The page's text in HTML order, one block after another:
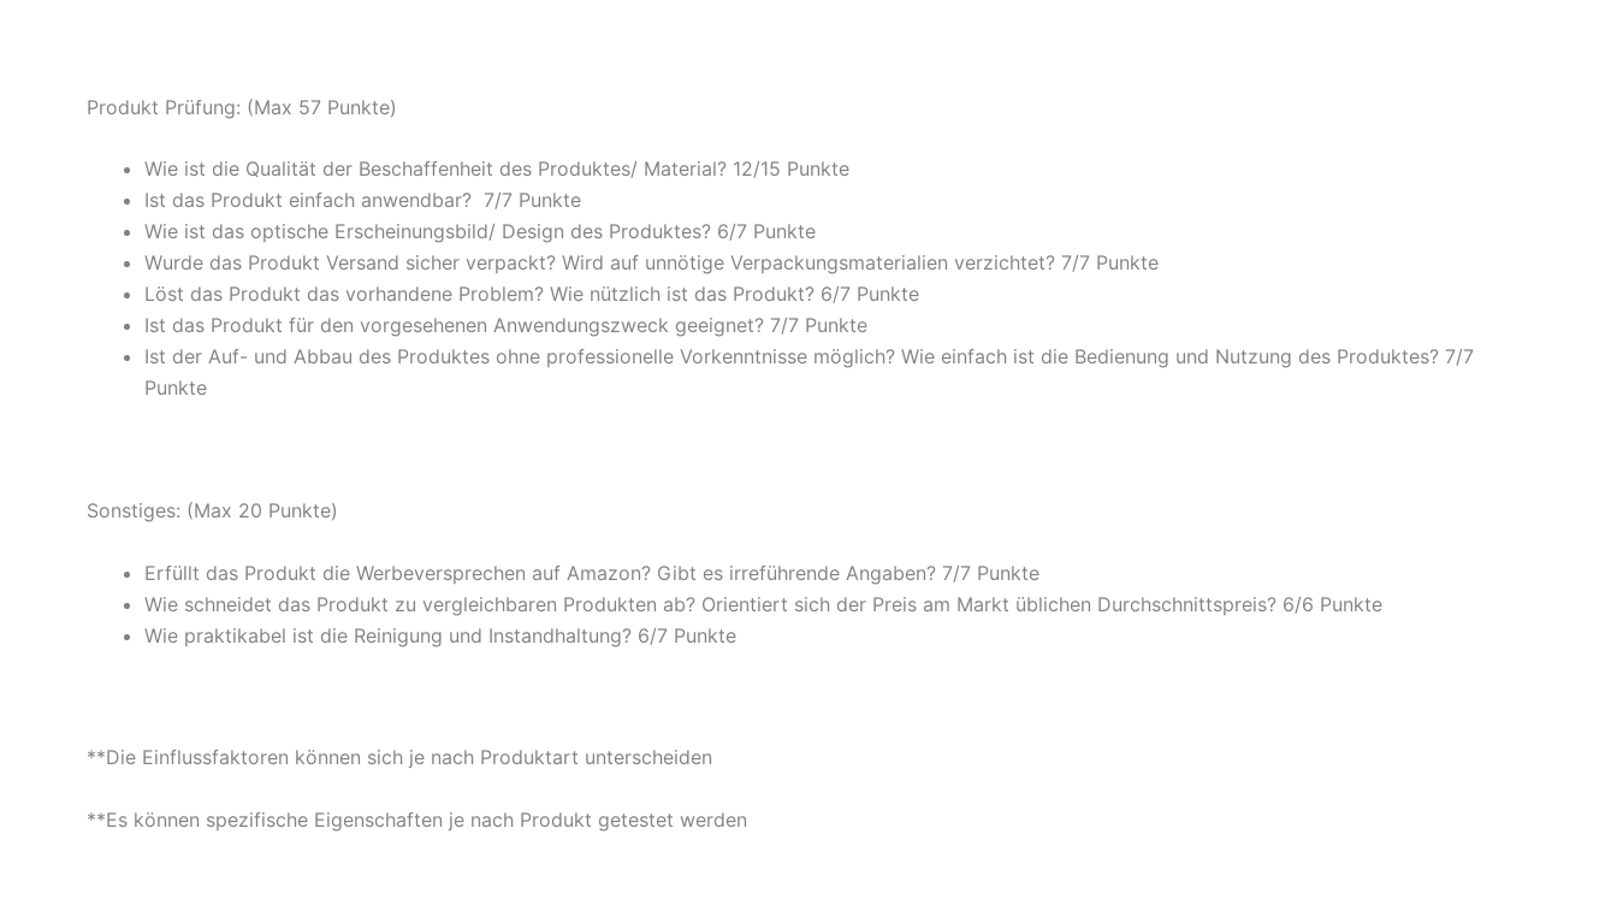
Produkt Prüfung: (Max 57 Punkte)
Wie ist die Qualität der Beschaffenheit des Produktes/ Material? 12/15 Punkte
Ist das Produkt einfach anwendbar? 7/7 Punkte
Wie ist das optische Erscheinungsbild/ Design des Produktes? 6/7 Punkte
Wurde das Produkt Versand sicher verpackt? Wird auf unnötige Verpackungsmaterialien verzichtet? 7/7 Punkte
Löst das Produkt das vorhandene Problem? Wie nützlich ist das Produkt? 6/7 Punkte
Ist das Produkt für den vorgesehenen Anwendungszweck geeignet? 7/7 Punkte
Ist der Auf- und Abbau des Produktes ohne professionelle Vorkenntnisse möglich? Wie einfach ist die Bedienung und Nutzung des Produktes? 7/7
Punkte
Sonstiges: (Max 20 Punkte)
Erfüllt das Produkt die Werbeversprechen auf Amazon? Gibt es irreführende Angaben? 7/7 Punkte
Wie schneidet das Produkt zu vergleichbaren Produkten ab? Orientiert sich der Preis am Markt üblichen Durchschnittspreis? 6/6 Punkte
Wie praktikabel ist die Reinigung und Instandhaltung? 6/7 Punkte
**Die Einflussfaktoren können sich je nach Produktart unterscheiden
**Es können spezifische Eigenschaften je nach Produkt getestet werden